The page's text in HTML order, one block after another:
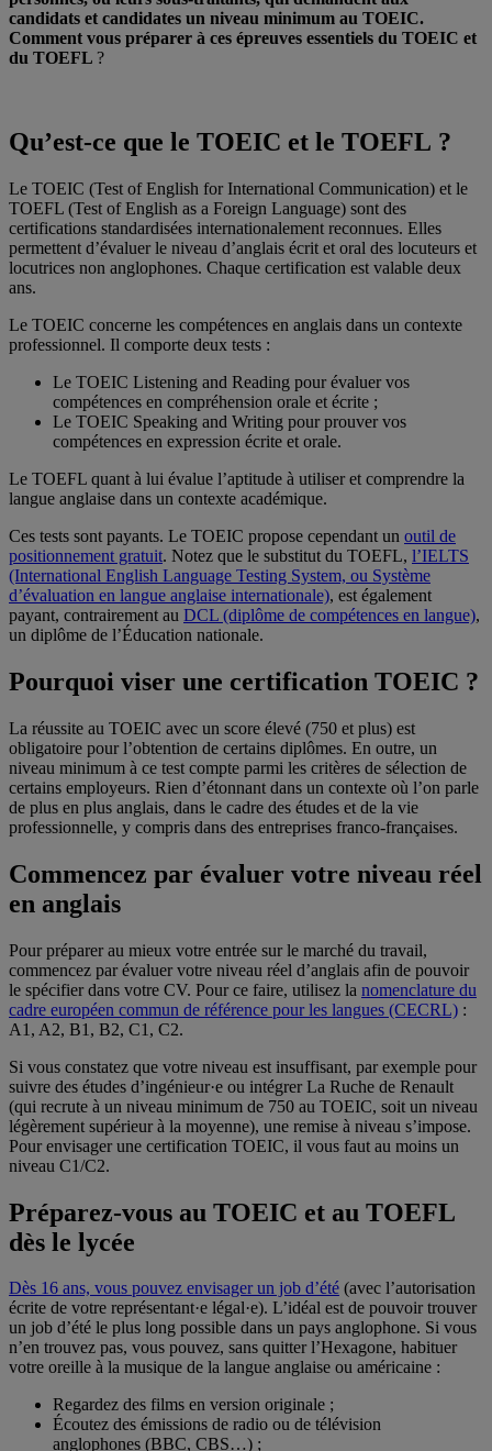
candidats et candidates un niveau minimum au TOEIC.
Comment vous préparer à ces épreuves essentiels du TOEIC et
du TOEFL ?
Qu’est-ce que le TOEIC et le TOEFL ?
Le TOEIC (Test of English for International Communication) et le
TOEFL (Test of English as a Foreign Language) sont des
certifications standardisées internationalement reconnues. Elles
permettent d’évaluer le niveau d’anglais écrit et oral des locuteurs et
locutrices non anglophones. Chaque certification est valable deux
ans.
Le TOEIC concerne les compétences en anglais dans un contexte
professionnel. Il comporte deux tests :
Le TOEIC Listening and Reading pour évaluer vos
compétences en compréhension orale et écrite ;
Le TOEIC Speaking and Writing pour prouver vos
compétences en expression écrite et orale.
Le TOEFL quant à lui évalue l’aptitude à utiliser et comprendre la
langue anglaise dans un contexte académique.
Ces tests sont payants. Le TOEIC propose cependant un outil de
positionnement gratuit. Notez que le substitut du TOEFL, l’IELTS
(International English Language Testing System, ou Système
d’évaluation en langue anglaise internationale), est également
payant, contrairement au DCL (diplôme de compétences en langue),
un diplôme de l’Éducation nationale.
Pourquoi viser une certification TOEIC ?
La réussite au TOEIC avec un score élevé (750 et plus) est
obligatoire pour l’obtention de certains diplômes. En outre, un
niveau minimum à ce test compte parmi les critères de sélection de
certains employeurs. Rien d’étonnant dans un contexte où l’on parle
de plus en plus anglais, dans le cadre des études et de la vie
professionnelle, y compris dans des entreprises franco-françaises.
Commencez par évaluer votre niveau réel
en anglais
Pour préparer au mieux votre entrée sur le marché du travail,
commencez par évaluer votre niveau réel d’anglais afin de pouvoir
le spécifier dans votre CV. Pour ce faire, utilisez la nomenclature du
cadre européen commun de référence pour les langues (CECRL) :
A1, A2, B1, B2, C1, C2.
Si vous constatez que votre niveau est insuffisant, par exemple pour
suivre des études d’ingénieur·e ou intégrer La Ruche de Renault
(qui recrute à un niveau minimum de 750 au TOEIC, soit un niveau
légèrement supérieur à la moyenne), une remise à niveau s’impose.
Pour envisager une certification TOEIC, il vous faut au moins un
niveau C1/C2.
Préparez-vous au TOEIC et au TOEFL
dès le lycée
Dès 16 ans, vous pouvez envisager un job d’été (avec l’autorisation
écrite de votre représentant·e légal·e). L’idéal est de pouvoir trouver
un job d’été le plus long possible dans un pays anglophone. Si vous
n’en trouvez pas, vous pouvez, sans quitter l’Hexagone, habituer
votre oreille à la musique de la langue anglaise ou américaine :
Regardez des films en version originale ;
Écoutez des émissions de radio ou de télévision
anglophones (BBC, CBS…) ;